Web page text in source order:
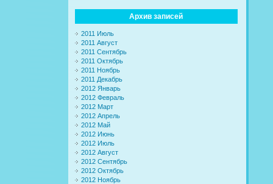
Архив записей
2011 Июль
2011 Август
2011 Сентябрь
2011 Октябрь
2011 Ноябрь
2011 Декабрь
2012 Январь
2012 Февраль
2012 Март
2012 Апрель
2012 Май
2012 Июнь
2012 Июль
2012 Август
2012 Сентябрь
2012 Октябрь
2012 Ноябрь